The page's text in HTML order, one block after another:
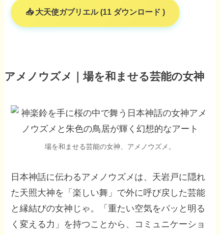
大天使ガブリエル (11 ダウンロード )
アメノウズメ｜場を和ませる芸能の女神
場を和ませる芸能の女神、アメノウズメ。
日本神話に伝わるアメノウズメは、天岩戸に隠れ
た天照大神を「楽しい舞」で外に呼び戻した芸能
と縁結びの女神じゃ。「重たい空気をパッと明る
く変える力」を持つことから、コミュニケーショ